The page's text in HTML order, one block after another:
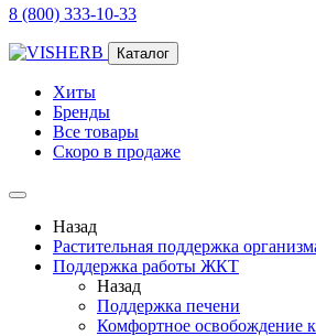
8 (800) 333-10-33
Каталог
Хиты
Бренды
Все товары
Скоро в продаже
Назад
Растительная поддержка
Поддержка работы ЖКТ
Назад
Поддержка печени
Комфортное освобождение